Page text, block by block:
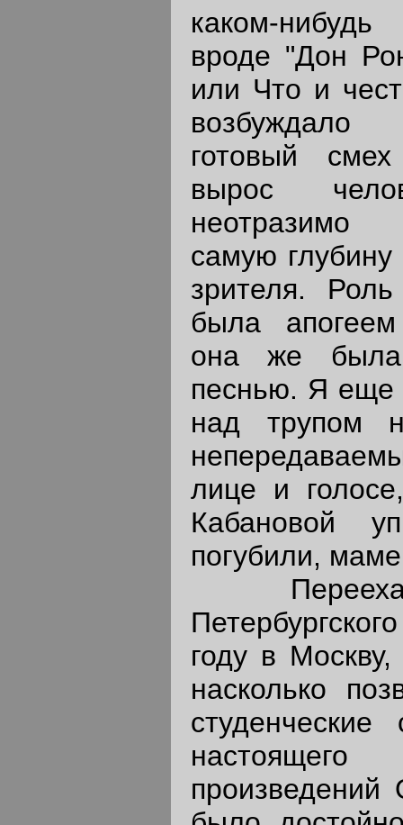
каком-
вроде "Дон
или Что и
возбуждало
готовый
вырос
неотразимо
самую глубину
зрителя.
была
она же
песнью. Я еще
над трупом
лице и
Кабановой
погубили,
Переехав
году в
насколько
произведений